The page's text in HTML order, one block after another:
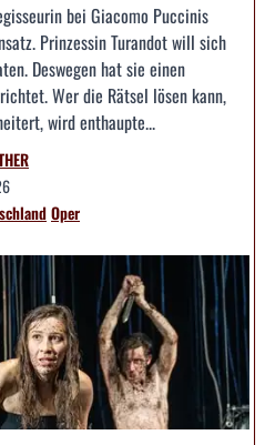
bei Giacomo Puccinis
Prinzessin Turandot will sich
Deswegen hat sie einen
Wer die Rätsel lösen kann,
wird enthaupte...
Oper